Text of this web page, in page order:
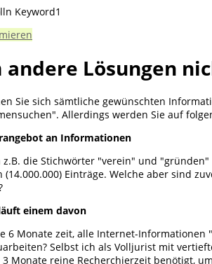
andere Lösungen
Sie sich sämtliche gewünschten
Allerdings werden Sie auf
an Informationen
die Stichwörter "verein" und
(14.000.000) Einträge. Welche aber sind
einem davon
6 Monate zeit, alle Internet-
Selbst ich als Volljurist mit
Monate reine Recherchierzeit benötigt,